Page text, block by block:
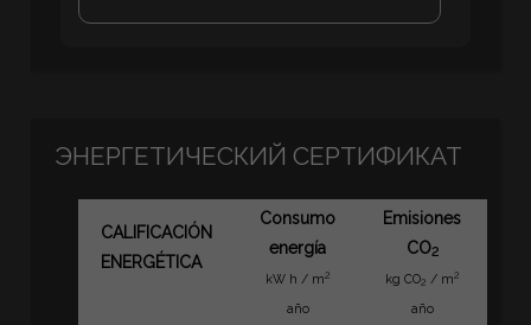
ЭНЕРГЕТИЧЕСКИЙ СЕРТИФИКАТ
CALIFICACIÓN
ENERGÉTICA
Consumo
energía
kW h / m2
año
Emisiones
CO2
kg CO2 / m2
año